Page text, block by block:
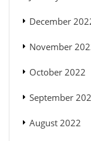
December
November
October 2022
September
August 2022